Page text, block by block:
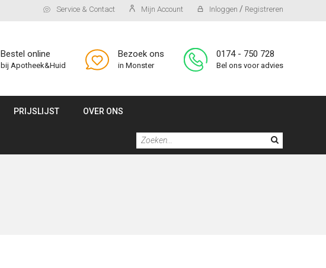
Service & Contact Mijn Account Inloggen / Registreren
Bestel online
bij Apotheek&Huid
Bezoek ons
in Monster
0174 - 750 728
Bel ons voor advies
PRIJSLIJST OVER ONS